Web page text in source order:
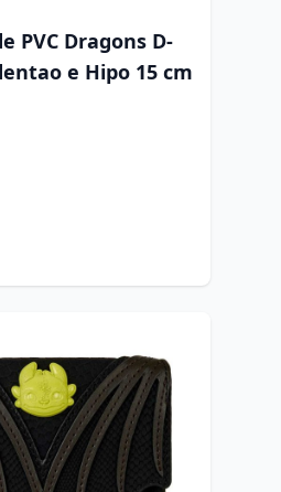
PVC Dragons D-
e Hipo 15 cm